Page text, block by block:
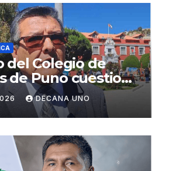
del Colegio de
de Puno cuestiona
sobre seguridad
DECANA UNO